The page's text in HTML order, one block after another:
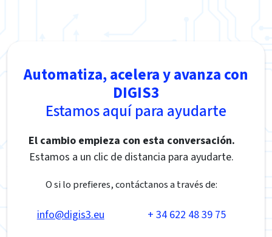
Automatiza, acelera y avanza con
DIGIS3
Estamos aquí para ayudarte
El cambio empieza con esta conversación.
Estamos a un clic de distancia para ayudarte.
O si lo prefieres, contáctanos a través de:
info@digis3.eu + 34 622 48 39 75